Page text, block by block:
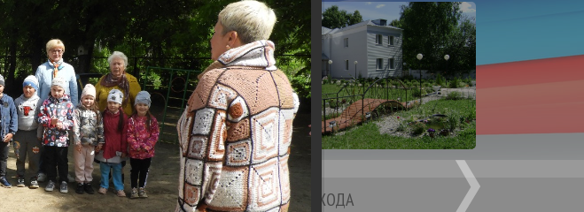
Ивановской области
центр социального
населения
ФОТОГАЛЕРЕЯ
ШКОЛА УХОДА